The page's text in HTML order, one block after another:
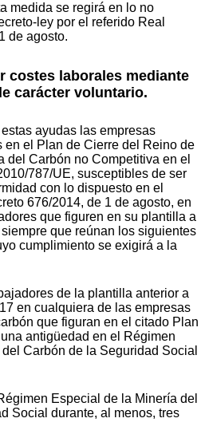
medida se regirá en lo no
ley por el referido Real
de agosto.
costes laborales mediante
carácter voluntario.
ayudas las empresas
en el Plan de Cierre del Reino de
del Carbón no Competitiva en el
787/UE, susceptibles de ser
con lo dispuesto en el
676/2014, de 1 de agosto, en
que figuren en su plantilla a
que reúnan los siguientes
cumplimiento se exigirá a la
de la plantilla anterior a
en cualquiera de las empresas
que figuran en el citado Plan
antigüedad en el Régimen
Carbón de la Seguridad Social
Especial de la Minería del
Social durante, al menos, tres